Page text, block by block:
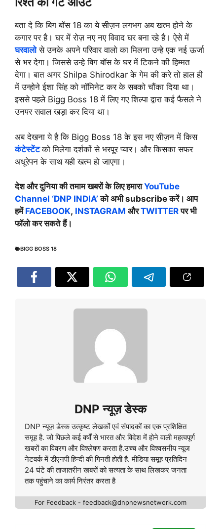
बता दे कि बिग बॉस 18 का ये सीज़न लगभग अब खत्म होने के
कगार पर है। घर में रोज़ नए नए विवाद घर बना रहे है। ऐसे में
घरवालोसे उनके अपने परिवार वालो का मिलना उन्हे एक नई ऊर्जा
से भर देगा। जिससे उन्हे बिग बॉस के घर में टिकने की हिम्मत
देगा। बात अगर Shilpa Shirodkar के गेम की करे तो हाल ही
में उन्होने ईशा सिंह को नॉमिनेट कर के सबको चौंका दिया था।
इससे पहले Bigg Boss 18 में लिए गए शिल्पा द्वारा कई फैसले ने
उनपर सवाल खड़ा कर दिया था।
अब देखना ये है कि Bigg Boss 18 के इस नए सीज़न में किस
कंटेस्टेंटको मिलेगा दर्शकों से भरपूर प्यार। और किसका सफर
अधूरेपन के साथ यही खत्म हो जाएगा।
देश और दुनिया की तमाम खबरों के लिए हमाराYouTube
Channel ‘DNP INDIA’को अभी subscribe करें। आप
हमें FACEBOOK, INSTAGRAM औरTWITTERपर भी
फॉलो कर सकते हैं।
BIGG BOSS 18
DNP न्यूज़ डेस्क
DNP न्यूज़ डेस्क उत्कृष्ट लेखकों एवं संपादकों का एक प्रशिक्षित
समूह है. जो पिछले कई वर्षों से भारत और विदेश में होने वाली महत्वपूर्ण
खबरों का विवरण और विश्लेषण करता है.उच्च और विश्वसनीय न्यूज
नेटवर्क में डीएनपी हिन्दी की गिनती होती है. मीडिया समूह प्रतिदिन
24 घंटे की ताजातरीन खबरों को सत्यता के साथ लिखकर जनता
तक पहुंचाने का कार्य निरंतर करता है
For Feedback - feedback@dnpnewsnetwork.com